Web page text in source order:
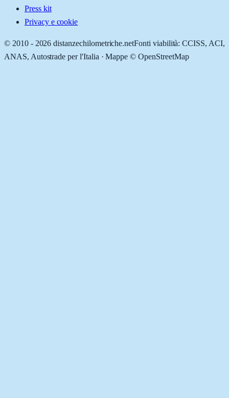
Press kit
Privacy e cookie
© 2010 - 2026 distanzechilometriche.netFonti viabilità: CCISS, ACI,
ANAS, Autostrade per l'Italia · Mappe © OpenStreetMap